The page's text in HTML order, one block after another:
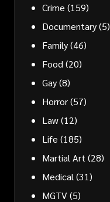
Crime (159)
Documentary(5)
Family(46)
Food (20)
Gay(8)
Horror(57)
Law(12)
Life (185)
Martial Art (28)
Medical (31)
MGTV(5)